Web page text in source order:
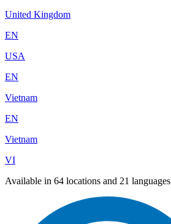
United Kingdom
EN
USA
EN
Vietnam
EN
Vietnam
VI
Available in 64 locations and 21 languages